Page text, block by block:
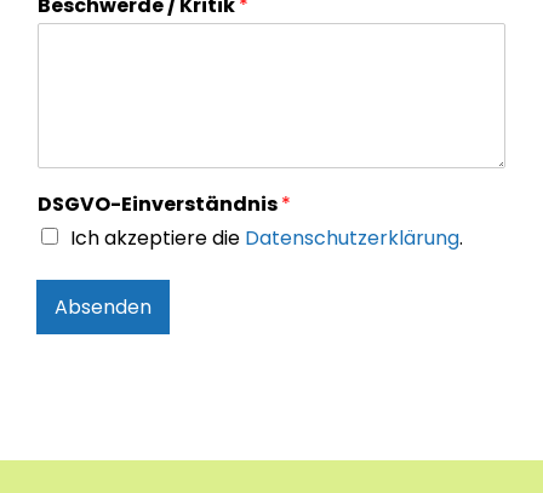
DSGVO-Einverständnis*
Ich akzeptiere die Datenschutzerklärung.
Absenden